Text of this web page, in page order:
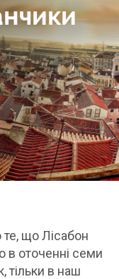
що Лісабон
в оточенні семи
тільки в наш